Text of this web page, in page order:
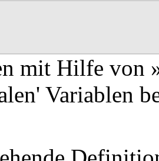
mit Hilfe von
Variablen